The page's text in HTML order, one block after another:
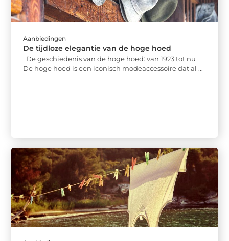
Aanbiedingen
De tijdloze elegantie van de hoge hoed
De geschiedenis van de hoge hoed: van 1923 tot nu
De hoge hoed is een iconisch modeaccessoire dat al ...